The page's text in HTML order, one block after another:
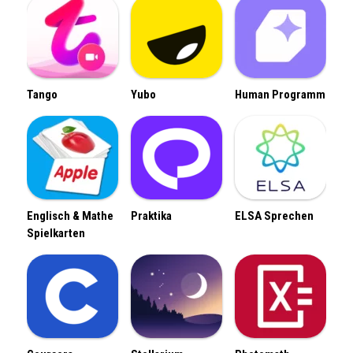
Tango Yubo Human Programm
Englisch & Mathe
Spielkarten
Praktika ELSA Sprechen